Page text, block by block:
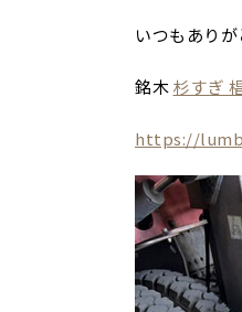
いつもありが
銘木杉すぎ
https://